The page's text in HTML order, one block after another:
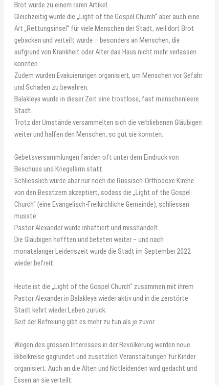
Brot wurde zu einem raren Artikel.
Gleichzeitig wurde die „Light of the Gospel Church“ aber auch eine
Art „Rettungsinsel“ für viele Menschen der Stadt, weil dort Brot
gebacken und verteilt wurde – besonders an Menschen, die
aufgrund von Krankheit oder Alter das Haus nicht mehr verlassen
konnten.
Zudem wurden Evakuierungen organisiert, um Menschen vor Gefahr
und Schaden zu bewahren.
Balakleya wurde in dieser Zeit eine trostlose, fast menschenleere
Stadt.
Trotz der Umstände versammelten sich die verbliebenen Gläubigen
weiter und halfen den Menschen, so gut sie konnten.
Gebetsversammlungen fanden oft unter dem Eindruck von
Beschuss und Kriegslärm statt.
Schliesslich wurde aber nur noch die Russisch-Orthodoxe Kirche
von den Besatzern akzeptiert, sodass die „Light of the Gospel
Church“ (eine Evangelisch-Freikirchliche Gemeinde), schliessen
musste.
Pastor Alexander wurde inhaftiert und misshandelt.
Die Gläubigen hofften und beteten weiter – und nach
monatelanger Leidenszeit wurde die Stadt im September 2022
wieder befreit.
Heute ist die „Light of the Gospel Church“ zusammen mit ihrem
Pastor Alexander in Balakleya wieder aktiv und in die zerstörte
Stadt kehrt wieder Leben zurück.
Seit der Befreiung gibt es mehr zu tun als je zuvor.
Wegen des grossen Interesses in der Bevölkerung werden neue
Bibelkreise gegründet und zusätzlich Veranstaltungen für Kinder
organisiert. Auch an die Alten und Notleidenden wird gedacht und
Essen an sie verteilt.